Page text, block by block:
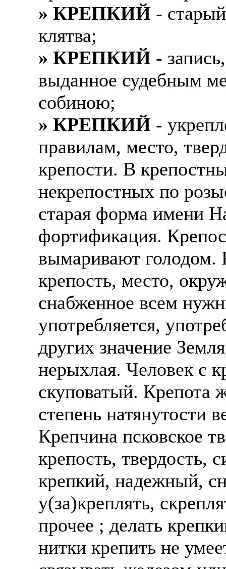
» КРЕПКИЙ -
клятва;
» КРЕПКИЙ -
выданное судебным
собиною;
» КРЕПКИЙ -
правилам, место,
крепости. В
некрепостных по
старая форма имени
фортификация.
вымаривают голодом.
крепость, место,
снабженное всем
употребляется,
других значение
нерыхлая. Человек с
скуповатый. Крепота
степень натянутости
Крепчина псковское
крепость, твердость,
крепкий, надежный,
у(за)креплять,
прочее ; делать
нитки крепить не